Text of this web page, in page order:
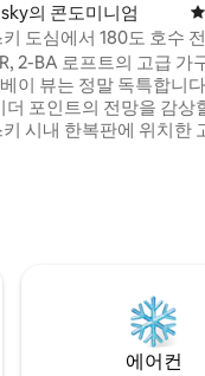
후기 128개
의 콘도미니엄
도심에서 180도 호수
숙소
2-BA 로프트의 고급 가
이 뷰는 정말 독특합니
더 포인트의 전망을 감상
시내 한복판에 위치한
에어컨